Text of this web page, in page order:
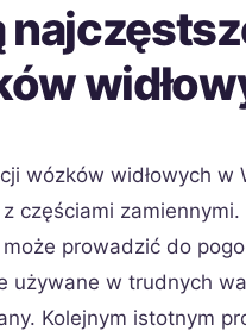
wózków widłowych w
częściami
prowadzić do
używane w trudnych
Kolejnym istotnym